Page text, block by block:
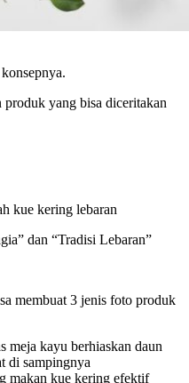
yang bisa diceritakan
kue kering lebaran
dan “Tradisi Lebaran”
membuat 3 jenis foto produk
meja kayu berhiaskan daun
di sampingnya
makan kue kering efektif